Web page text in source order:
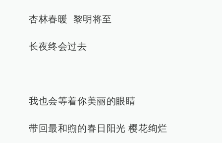
杏林春暖 黎明将至
长夜终会过去
我也会等着你美丽的眼睛
带回最和煦的春日阳光 樱花绚烂